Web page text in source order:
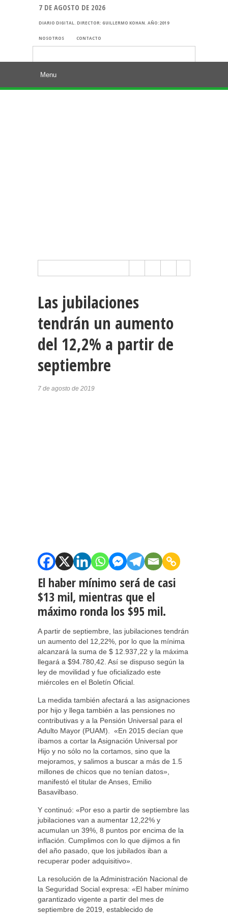
7 DE AGOSTO DE 2026
DIARIO DIGITAL. DIRECTOR: GUILLERMO KOHAN. AÑO:2019
NOSOTROS CONTACTO
Las jubilaciones
tendrán un aumento
del 12,2% a partir de
septiembre
7 de agosto de 2019
El haber mínimo será de casi
$13 mil, mientras que el
máximo ronda los $95 mil.
A partir de septiembre, las jubilaciones tendrán
un aumento del 12,22%, por lo que la mínima
alcanzará la suma de $ 12.937,22 y la máxima
llegará a $94.780,42. Así se dispuso según la
ley de movilidad y fue oficializado este
miércoles en el Boletín Oficial.
La medida también afectará a las asignaciones
por hijo y llega también a las pensiones no
contributivas y a la Pensión Universal para el
Adulto Mayor (PUAM). «En 2015 decían que
íbamos a cortar la Asignación Universal por
Hijo y no sólo no la cortamos, sino que la
mejoramos, y salimos a buscar a más de 1.5
millones de chicos que no tenían datos»,
manifestó el titular de Anses, Emilio
Basavilbaso.
Y continuó: «Por eso a partir de septiembre las
jubilaciones van a aumentar 12,22% y
acumulan un 39%, 8 puntos por encima de la
inflación. Cumplimos con lo que dijimos a fin
del año pasado, que los jubilados iban a
recuperar poder adquisitivo».
La resolución de la Administración Nacional de
la Seguridad Social expresa: «El haber mínimo
garantizado vigente a partir del mes de
septiembre de 2019, establecido de